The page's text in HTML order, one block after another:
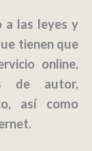
a las leyes y
tienen que
online,
de autor,
así como